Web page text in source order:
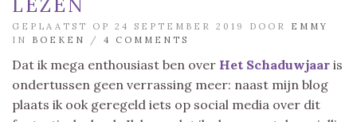
GEPLAATST OP 24 SEPTEMBER 2019 DOOR EMMY
IN BOEKEN / 4 COMMENTS
Dat ik mega enthousiast ben over Het Schaduwjaar is
ondertussen geen verrassing meer: naast mijn blog
plaats ik ook geregeld iets op social media over dit